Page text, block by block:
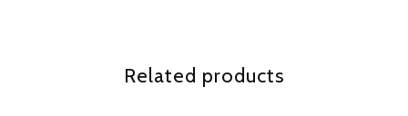
Related products